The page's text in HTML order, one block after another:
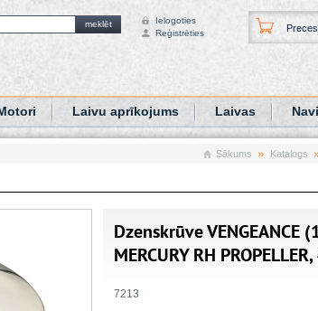
meklēt
Ielogoties
Reģistrēties
Laivu aprīkojums Laivas
Sākums Katalogs
Dzenskrūve VENGEANCE
MERCURY RH
7213